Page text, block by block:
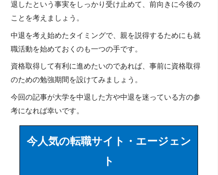
退したという事実をしっかり受け止めて、前向きに今後の
ことを考えましょう。
中退を考え始めたタイミングで、親を説得するためにも就
職活動を始めておくのも一つの手です。
資格取得して有利に進めたいのであれば、事前に資格取得
のための勉強期間を設けてみましょう。
今回の記事が大学を中退した方や中退を迷っている方の参
考になれば幸いです。
今人気の転職サイト・エージェン
ト